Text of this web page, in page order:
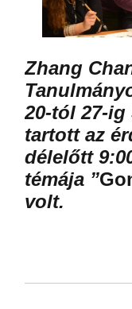
Zhang
20-tól 27-
tartott az
délelőtt
témája ”
volt.